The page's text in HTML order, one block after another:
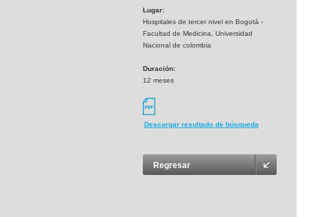
Lugar:
Hospitales de tercer nivel en Bogotá -
Facultad de Medicina, Universidad
Nacional de colombia
Duración:
12 meses
Descargar resultado de búsqueda
Regresar